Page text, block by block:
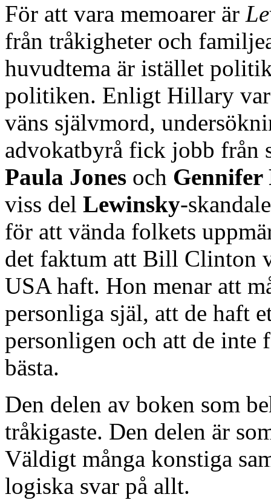
För att vara memoarer är
från tråkigheter och
huvudtema är istället
politiken. Enligt Hillary var
väns självmord,
advokatbyrå fick jobb från
Paula Jones och Gennifer
viss del Lewinsky-
för att vända folkets
det faktum att Bill Clinton
USA haft. Hon menar att
personliga själ, att de haft
personligen och att de inte
bästa.
Den delen av boken som
tråkigaste. Den delen är
Väldigt många konstiga
logiska svar på allt.